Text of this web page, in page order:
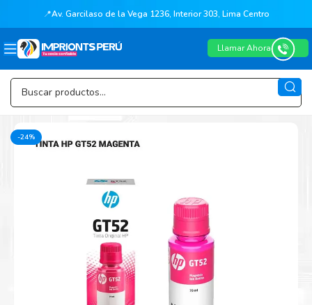
📍Av. Garcilaso de la Vega 1236, Interior 303, Lima Centro
Llamar Ahora
-24%